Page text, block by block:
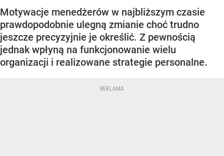
Motywacje menedżerów w najbliższym czasie
prawdopodobnie ulegną zmianie choć trudno
jeszcze precyzyjnie je określić. Z pewnością
jednak wpłyną na funkcjonowanie wielu
organizacji i realizowane strategie personalne.